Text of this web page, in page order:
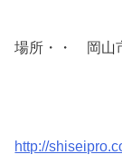
場所・・
http://